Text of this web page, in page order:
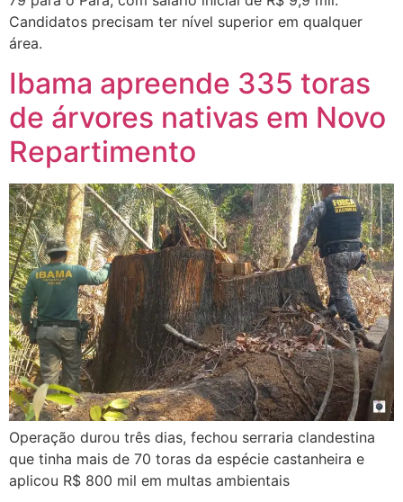
Candidatos precisam ter nível superior em qualquer
área.
Ibama apreende 335 toras
de árvores nativas em Novo
Repartimento
Operação durou três dias, fechou serraria clandestina
que tinha mais de 70 toras da espécie castanheira e
aplicou R$ 800 mil em multas ambientais